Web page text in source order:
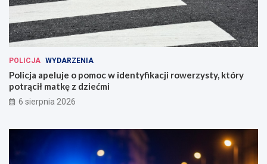
POLICJA WYDARZENIA
Policja apeluje o pomoc w identyfikacji rowerzysty, który
potrącił matkę z dziećmi
6 sierpnia 2026